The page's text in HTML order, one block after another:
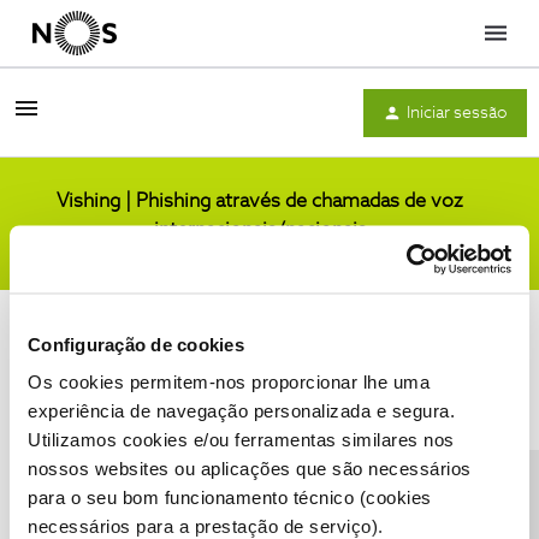
Configuração de cookies
Os cookies permitem-nos proporcionar lhe uma
experiência de navegação personalizada e segura.
Utilizamos cookies e/ou ferramentas similares nos
nossos websites ou aplicações que são necessários
para o seu bom funcionamento técnico (cookies
necessários para a prestação de serviço).
Menu
Iniciar sessão
Vishing | Phishing através de chamadas de voz
internacionais/nacionais
Condições do Fórum NOS Accessibility statement